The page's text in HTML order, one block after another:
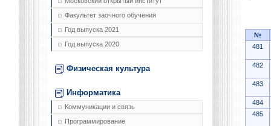
Факультет заочного обучения
Год выпуска 2021
Год выпуска 2020
Физическая культура
Информатика
Коммуникации и связь
Программирование
№
481
482
483
484
485